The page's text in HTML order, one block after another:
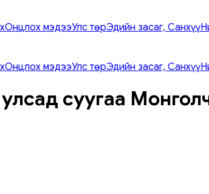
Онцлох мэдээУлс төрЭдийн засаг, Санхүү
Онцлох мэдээУлс төрЭдийн засаг, Санхүү
суугаа